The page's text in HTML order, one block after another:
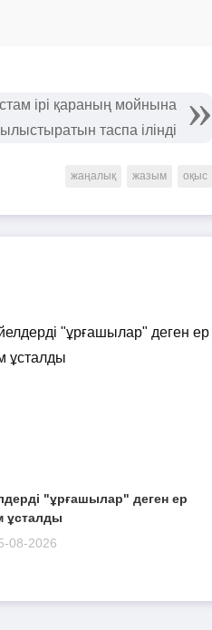
ірі қараның мойнына
таспа ілінді
жаңалық жазым оқыс
"ұрғашылар" деген ер
ұсталды
08-2026